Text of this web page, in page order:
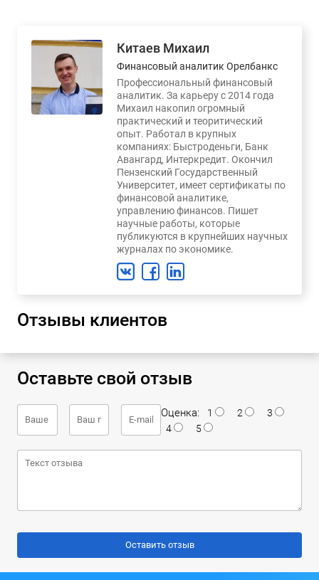
Китаев Михаил
Финансовый аналитик Орелбанкс
Профессиональный финансовый
аналитик. За карьеру с 2014 года
Михаил накопил огромный
практический и теоритический
опыт. Работал в крупных
компаниях: Быстроденьги, Банк
Авангард, Интеркредит. Окончил
Пензенский Государственный
Университет, имеет сертификаты по
финансовой аналитике,
управлению финансов. Пишет
научные работы, которые
публикуются в крупнейших научных
журналах по экономике.
Отзывы клиентов
Оставьте свой отзыв
Оценка: 1 2
3
4
5